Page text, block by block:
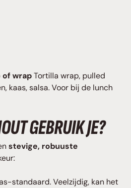
of wrapTortilla wrap, pulled
kaas, salsa. Voor bij de lunch
GEBRUIK JE?
stevige, robuuste
standaard. Veelzijdig, kan het